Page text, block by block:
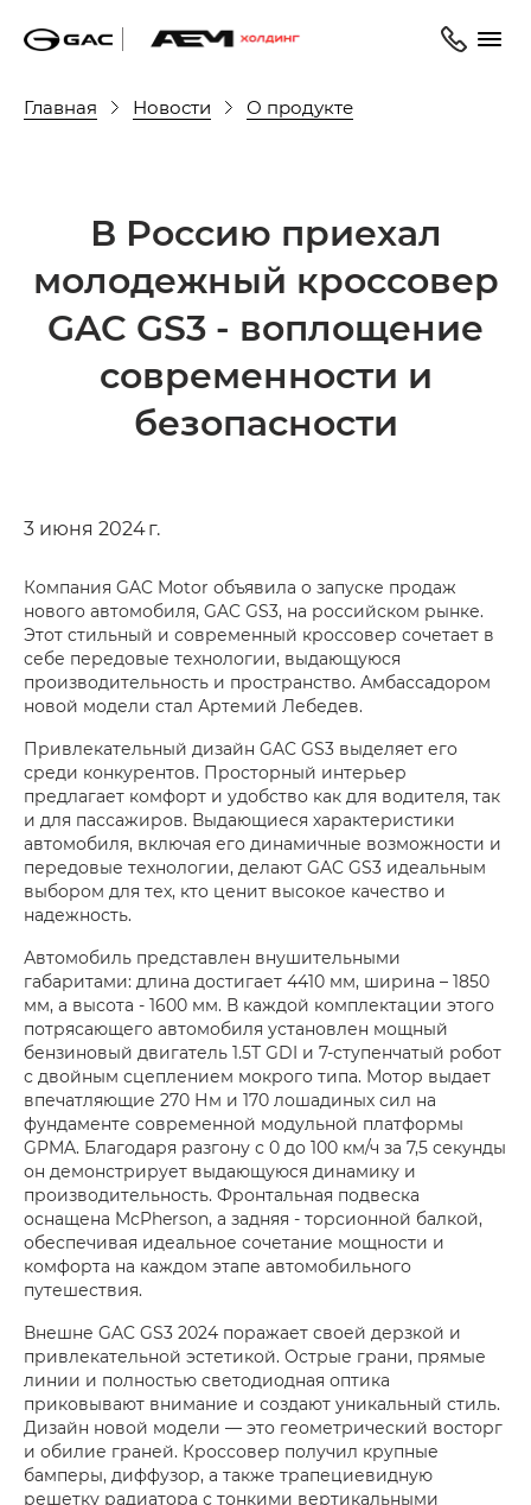
Главная Новости О продукте
В Россию приехал
молодежный кроссовер
GAC GS3 - воплощение
современности и
безопасности
3 июня 2024 г.
Компания GAC Motor объявила о запуске продаж
нового автомобиля, GAC GS3, на российском рынке.
Этот стильный и современный кроссовер сочетает в
себе передовые технологии, выдающуюся
производительность и пространство. Амбассадором
новой модели стал Артемий Лебедев.
Привлекательный дизайн GAC GS3 выделяет его
среди конкурентов. Просторный интерьер
предлагает комфорт и удобство как для водителя, так
и для пассажиров. Выдающиеся характеристики
автомобиля, включая его динамичные возможности и
передовые технологии, делают GAC GS3 идеальным
выбором для тех, кто ценит высокое качество и
надежность.
Автомобиль представлен внушительными
габаритами: длина достигает 4410 мм, ширина – 1850
мм, а высота - 1600 мм. В каждой комплектации этого
потрясающего автомобиля установлен мощный
бензиновый двигатель 1.5T GDI и 7-ступенчатый робот
с двойным сцеплением мокрого типа. Мотор выдает
впечатляющие 270 Нм и 170 лошадиных сил на
фундаменте современной модульной платформы
GPMA. Благодаря разгону с 0 до 100 км/ч за 7,5 секунды
он демонстрирует выдающуюся динамику и
производительность. Фронтальная подвеска
оснащена McPherson, а задняя - торсионной балкой,
обеспечивая идеальное сочетание мощности и
комфорта на каждом этапе автомобильного
путешествия.
Внешне GAC GS3 2024 поражает своей дерзкой и
привлекательной эстетикой. Острые грани, прямые
линии и полностью светодиодная оптика
приковывают внимание и создают уникальный стиль.
Дизайн новой модели — это геометрический восторг
и обилие граней. Кроссовер получил крупные
бамперы, диффузор, а также трапециевидную
решетку радиатора с тонкими вертикальными